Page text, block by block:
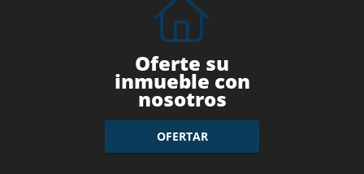
Oferte su
inmueble con
nosotros
OFERTAR